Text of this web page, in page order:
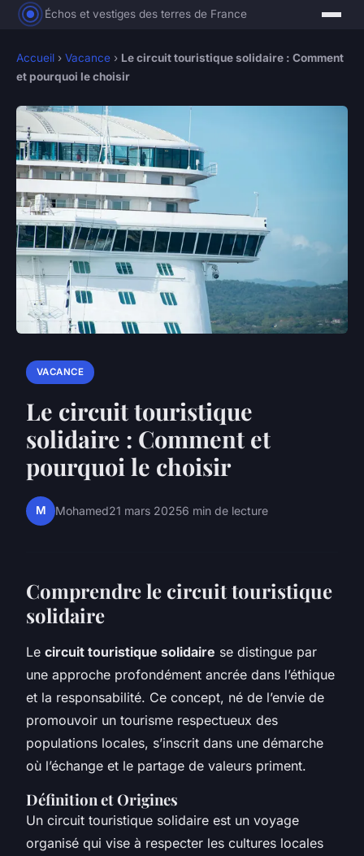
Échos et vestiges des terres de France
Accueil › Vacance › Le circuit touristique solidaire : Comment
et pourquoi le choisir
VACANCE
Le circuit touristique
solidaire : Comment et
pourquoi le choisir
M Mohamed21 mars 20256 min de lecture
Comprendre le circuit touristique
solidaire
Le circuit touristique solidaire se distingue par
une approche profondément ancrée dans l’éthique
et la responsabilité. Ce concept, né de l’envie de
promouvoir un tourisme respectueux des
populations locales, s’inscrit dans une démarche
où l’échange et le partage de valeurs priment.
Définition et Origines
Un circuit touristique solidaire est un voyage
organisé qui vise à respecter les cultures locales